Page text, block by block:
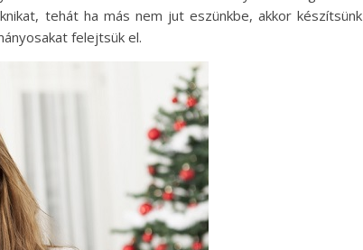
tehát ha más nem jut eszünkbe, akkor készítsünk
felejtsük el.